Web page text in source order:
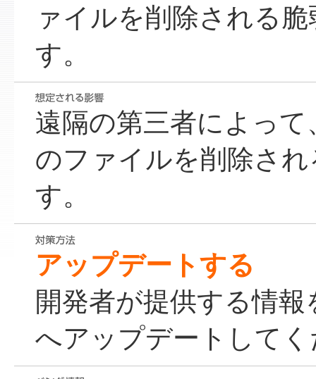
ァイルを削除される
す。
遠隔の第三者によっ
のファイルを削除さ
す。
アップデートする
開発者が提供する情
へアップデートして